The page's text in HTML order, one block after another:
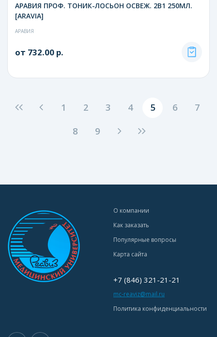
АРАВИЯ ПРОФ. ТОНИК-ЛОСЬОН ОСВЕЖ. 2В1 250МЛ.
[ARAVIA]
АРАВИЯ
от 732.00 р.
1 2 3 4 5 6
7
8
9
О компании
Как заказать
Популярные вопросы
Карта сайта
+7 (846) 321-21-21
mc-reaviz@mail.ru
Политика конфиденциальности